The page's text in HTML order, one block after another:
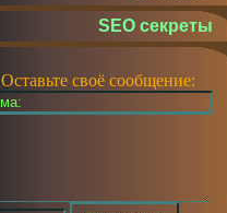
SEO секреты
Оставьте своё сообщение: